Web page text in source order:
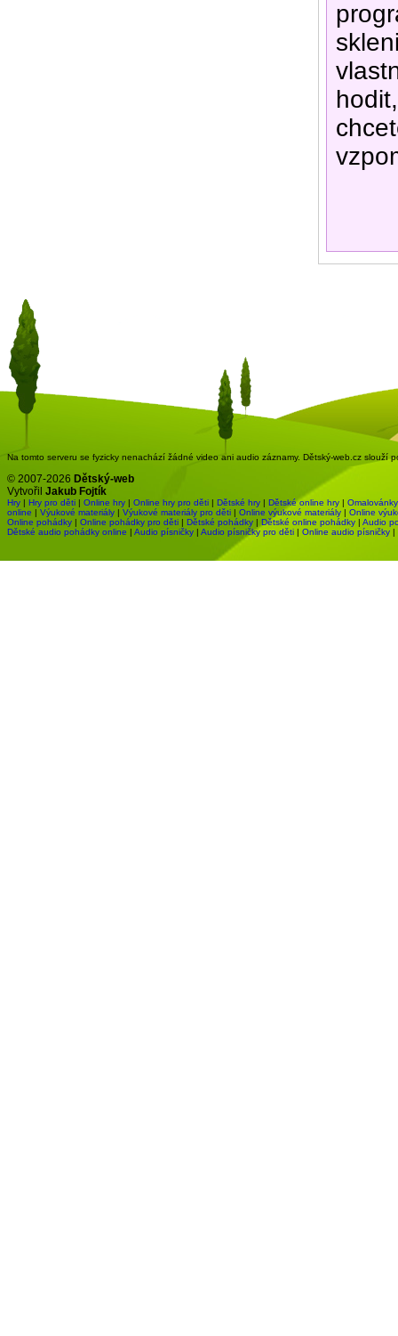
Na tomto serveru se fyzicky nenachází žádné video ani audio záznamy. Dětský-web.cz slouží
© 2007-2026 Dětský-web
Vytvořil Jakub Fojtík
Hry | Hry pro děti | Online hry | Online hry pro děti | Dětské hry | Dětské online hry | Omalovánky
online | Výukové materiály | Výukové materiály pro děti | Online výukové materiály | Online
Online pohádky | Online pohádky pro děti | Dětské pohádky | Dětské online pohádky | Audio
Dětské audio pohádky online | Audio písničky | Audio písničky pro děti | Online audio písničky |